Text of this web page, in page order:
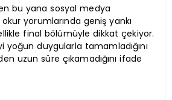
bu yana sosyal medya
yorumlarında geniş yankı
final bölümüyle dikkat çekiyor.
yoğun duygularla tamamladığını
uzun süre çıkamadığını ifade